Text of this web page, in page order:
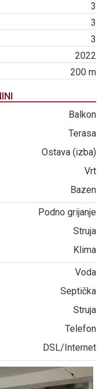
3
3
3
2022
200 m
Balkon
Terasa
Ostava (izba)
Vrt
Bazen
Podno grijanje
Struja
Klima
Voda
Septička
Struja
Telefon
DSL/Internet